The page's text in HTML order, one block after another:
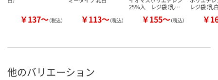
￥137～（税込） ￥113～（税込）
25％入 レジ袋（乳…
￥155～（税込）
レジ袋（乳
￥
他のバリエーション